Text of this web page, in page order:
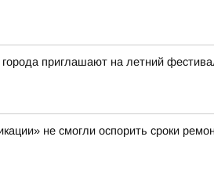
приглашают на летний
не смогли оспорить сроки